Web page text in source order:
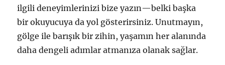
ilgili deneyimlerinizi bize yazın—belki başka
bir okuyucuya da yol gösterirsiniz. Unutmayın,
gölge ile barışık bir zihin, yaşamın her alanında
daha dengeli adımlar atmanıza olanak sağlar.